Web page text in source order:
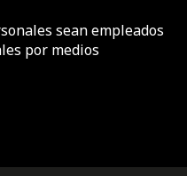
sean empleados
por medios